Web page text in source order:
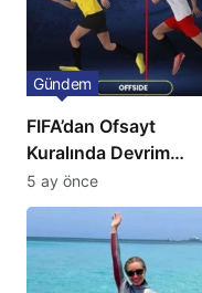
FIFA’dan Ofsayt
Kuralında Devrim
Niteliğinde Onay
Gündem
5 ay önce